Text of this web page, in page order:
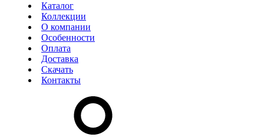
Каталог
Коллекции
О компании
Особенности
Оплата
Доставка
Скачать
Контакты